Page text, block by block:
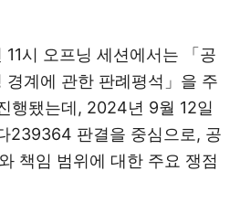
시 오프닝 세션에서는 「공
경계에 관한 판례평석」을 주
행됐는데, 2024년 9월 12일
239364 판결을 중심으로, 공
책임 범위에 대한 주요 쟁점